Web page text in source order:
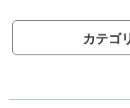
カテゴ